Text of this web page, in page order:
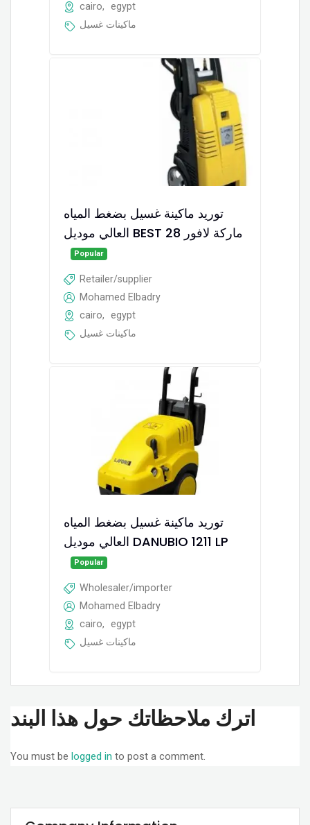
cairo,
egypt
ماكينات غسيل
توريد ماكينة غسيل بضغط المياه
العالي موديل BEST 28 ماركة لافور
Popular
Retailer/supplier
Mohamed Elbadry
cairo,
egypt
ماكينات غسيل
توريد ماكينة غسيل بضغط المياه
العالي موديل DANUBIO 1211 LP
Popular
Wholesaler/importer
Mohamed Elbadry
cairo,
egypt
ماكينات غسيل
اترك ملاحظاتك حول هذا البند
You must be logged in to post a comment.